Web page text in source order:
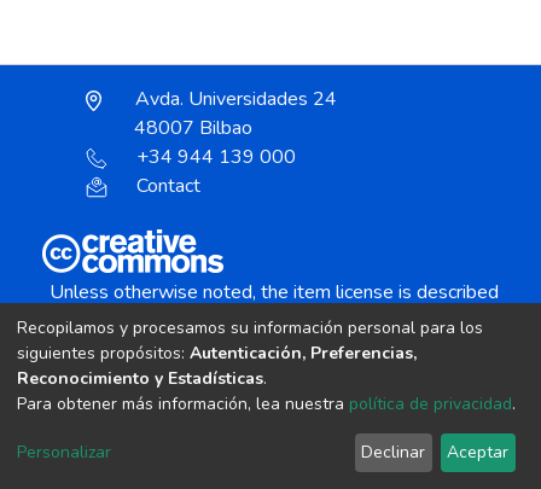
Avda. Universidades 24
48007 Bilbao
+34 944 139 000
Contact
Unless otherwise noted, the item license is described
as:
Creative Commons Attribution-NonCommercial-
copyright © 2002-2026LYRASIS
Send Feedback
Recopilamos y procesamos su información personal para los
siguientes propósitos: Autenticación, Preferencias,
Reconocimiento y Estadísticas.
Para obtener más información, lea nuestra política de privacidad.
Personalizar Declinar Aceptar